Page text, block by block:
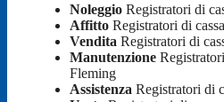
Noleggio Registratori di
Affitto Registratori di
Vendita Registratori di
Manutenzione
Fleming
Assistenza Registratori di